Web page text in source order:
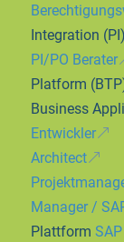
Integration
PI/PO Berater
Platform
Business
Entwickler
Architect
Manager /
Plattform